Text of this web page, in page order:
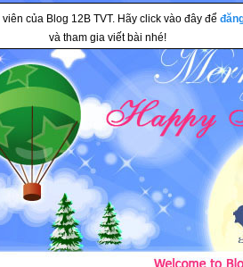
của Blog 12B TVT. Hãy click vào đây để
và tham gia viết bài nhé!